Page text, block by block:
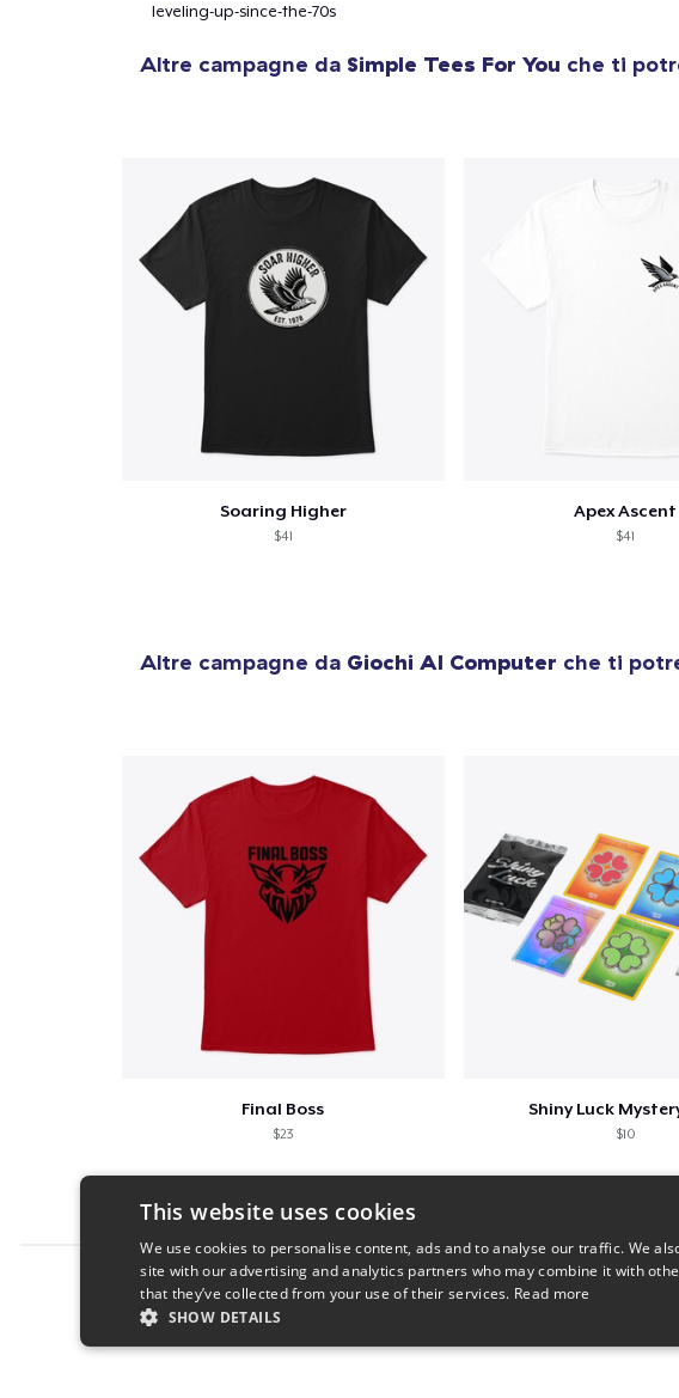
leveling-up-since-the-70s
Altre campagne da Simple Tees For You che ti
Soaring Higher
$41
Apex Ascent
$41
Altre campagne da Giochi Al Computer che ti
Final Boss
$23
Shiny Luck
$10
Report this product
This website uses cookies
We use cookies to personalise content, ads and to analyse our traffic. We
site with our advertising and analytics partners who may combine it with
that they’ve collected from your use of their services. Read more
SHOW DETAILS